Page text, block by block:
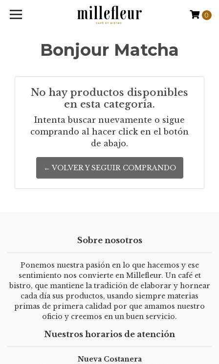
0
Bonjour Matcha
No hay productos disponibles
en esta categoría.
Intenta buscar nuevamente o sigue
comprando al hacer click en el botón
de abajo.
← VOLVER Y SEGUIR COMPRANDO
Sobre nosotros
Ponemos nuestra pasión en lo que hacemos y ese
sentimiento nos convierte en Millefleur. Un café et
bistro, que mantiene la tradición de elaborar y hornear
cada día sus productos, usando siempre materias
primas de primera calidad por que amamos nuestro
oficio y creemos en un buen servicio.
Nuestros horarios de atención
Nueva Costanera